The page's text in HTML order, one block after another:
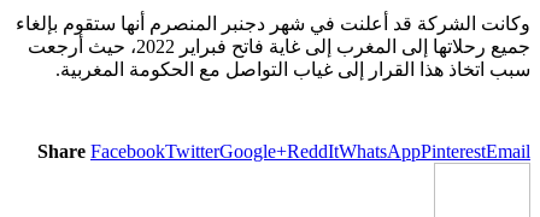
وكانت الشركة قد أعلنت في شهر دجنبر المنصرم أنها ستقوم بإلغاء
جميع رحلاتها إلى المغرب إلى غاية فاتح فبراير 2022، حيث أرجعت
سبب اتخاذ هذا القرار إلى غياب التواصل مع الحكومة المغربية.
Share FacebookTwitterGoogle+ReddItWhatsAppPinterestEmail